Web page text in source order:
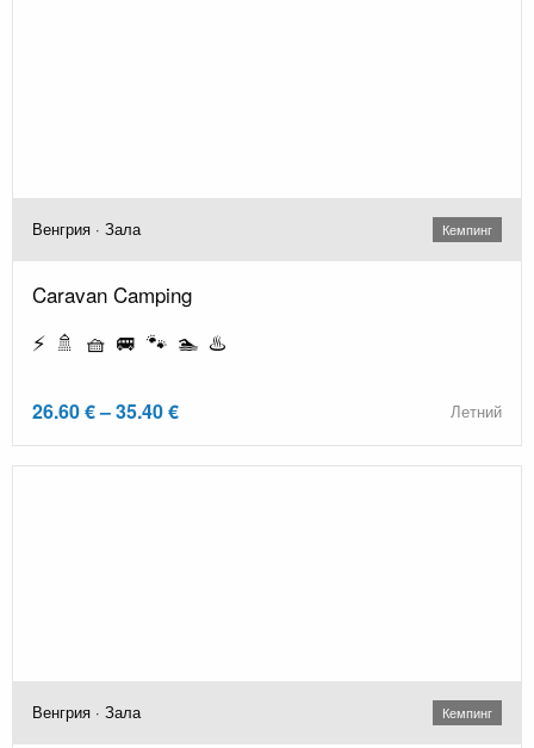
Венгрия · Зала Кемпинг
Caravan Camping
⚡ 🚿 🧺 🚐 🐾 🏊 ♨️
26.60 € – 35.40 € Летний
Венгрия · Зала Кемпинг